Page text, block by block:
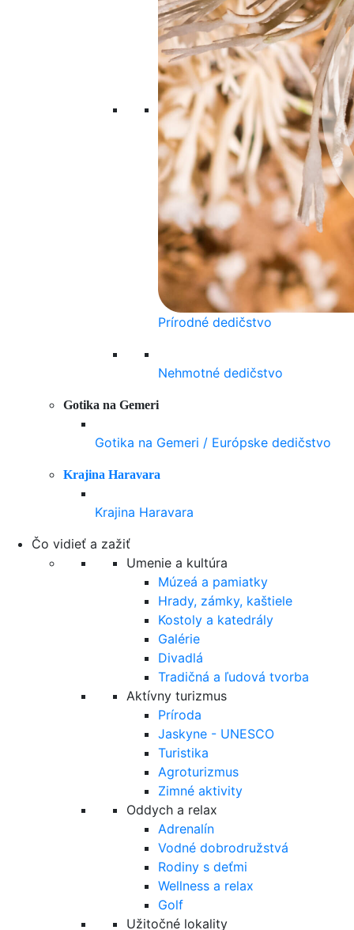
Prírodné dedičstvo
Nehmotné dedičstvo
Gotika na Gemeri
Gotika na Gemeri / Európske dedičstvo
Krajina Haravara
Krajina Haravara
Čo vidieť a zažiť
Umenie a kultúra
Múzeá a pamiatky
Hrady, zámky, kaštiele
Kostoly a katedrály
Galérie
Divadlá
Tradičná a ľudová tvorba
Aktívny turizmus
Príroda
Jaskyne - UNESCO
Turistika
Agroturizmus
Zimné aktivity
Oddych a relax
Adrenalín
Vodné dobrodružstvá
Rodiny s deťmi
Wellness a relax
Golf
Užitočné lokality